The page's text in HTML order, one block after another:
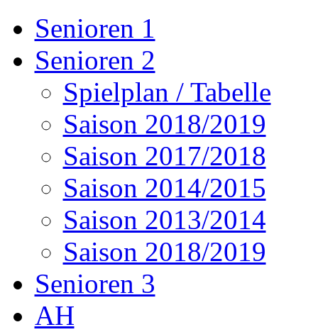
Senioren 1
Senioren 2
Spielplan / Tabelle
Saison 2018/2019
Saison 2017/2018
Saison 2014/2015
Saison 2013/2014
Saison 2018/2019
Senioren 3
AH